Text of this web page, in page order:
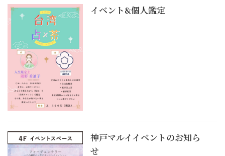
イベント&個人鑑定
神戸マルイイベントのお知ら
せ